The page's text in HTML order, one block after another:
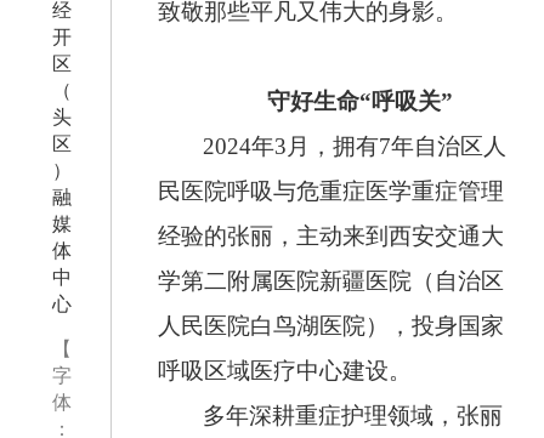
经
开
区
（
头
区
）
融
媒
体
中
心
【
字
体
：
致敬那些平凡又伟大的身影。
守好生命“呼吸关”
2024年3月，拥有7年自治区人
民医院呼吸与危重症医学重症管理
经验的张丽，主动来到西安交通大
学第二附属医院新疆医院（自治区
人民医院白鸟湖医院），投身国家
呼吸区域医疗中心建设。
多年深耕重症护理领域，张丽